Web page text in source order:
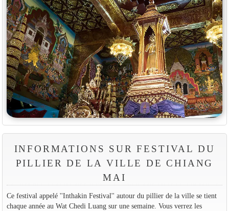
INFORMATIONS SUR FESTIVAL DU
PILLIER DE LA VILLE DE CHIANG
MAI
Ce festival appelé ''Inthakin Festival'' autour du pillier de la ville se tient
chaque année au Wat Chedi Luang sur une semaine. Vous verrez les